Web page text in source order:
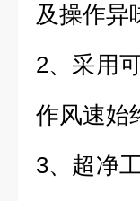
及操作异
2、采用
作风速始
3、超净